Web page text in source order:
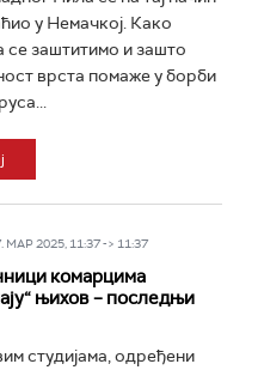
у Немачкој. Како
заштитимо и зашто
врста помаже у борби
2025, 11:37 -> 11:37
комарцима
њихов – последњи
студијама, одређени